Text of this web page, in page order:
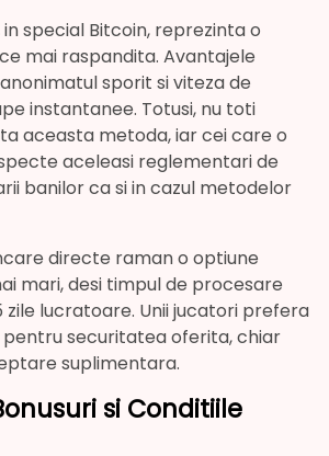
special Bitcoin, reprezinta o
mai raspandita. Avantajele
sporit si viteza de
instantanee. Totusi, nu toti
aceasta metoda, iar cei care o
aceleasi reglementari de
banilor ca si in cazul metodelor
directe raman o optiune
mari, desi timpul de procesare
zile lucratoare. Unii jucatori prefera
securitatea oferita, chiar
suplimentara.
si Conditiile